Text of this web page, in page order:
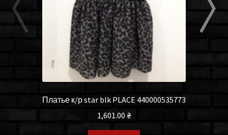
Платье к/р star blk PLACE 440000535773
1,601.00 ₴